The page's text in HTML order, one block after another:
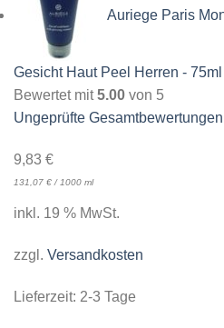
Auriege Paris
Gesicht Haut Peel Herren - 75ml
Bewertet mit5.00 von 5
Ungeprüfte Gesamtbewertungen
9,83 €
131,07 € / 1000 ml
inkl. 19 % MwSt.
zzgl. Versandkosten
Lieferzeit: 2-3 Tage